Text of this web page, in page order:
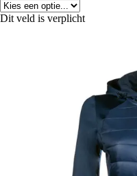
Dit veld is verplicht